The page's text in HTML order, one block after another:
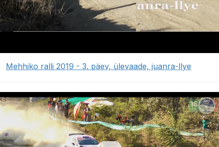
Mehhiko ralli 2019 - 3. päev, ülevaade, juanra-llye